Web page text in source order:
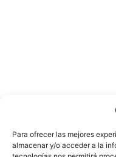
Para ofrecer las mejores
almacenar y/o acceder a la